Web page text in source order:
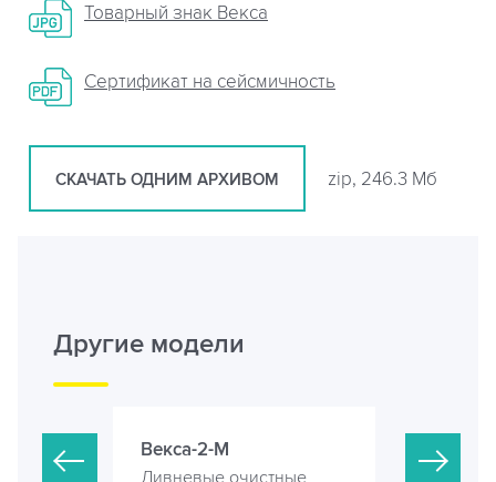
Товарный знак Векса
Сертификат на сейсмичность
СКАЧАТЬ ОДНИМ АРХИВОМ zip, 246.3 Мб
Другие модели
Векса-2-М
Векса-5-М